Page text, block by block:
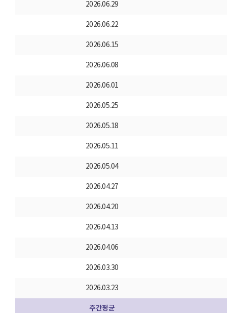
2026.06.29
2026.06.22
2026.06.15
2026.06.08
2026.06.01
2026.05.25
2026.05.18
2026.05.11
2026.05.04
2026.04.27
2026.04.20
2026.04.13
2026.04.06
2026.03.30
2026.03.23
주간평균